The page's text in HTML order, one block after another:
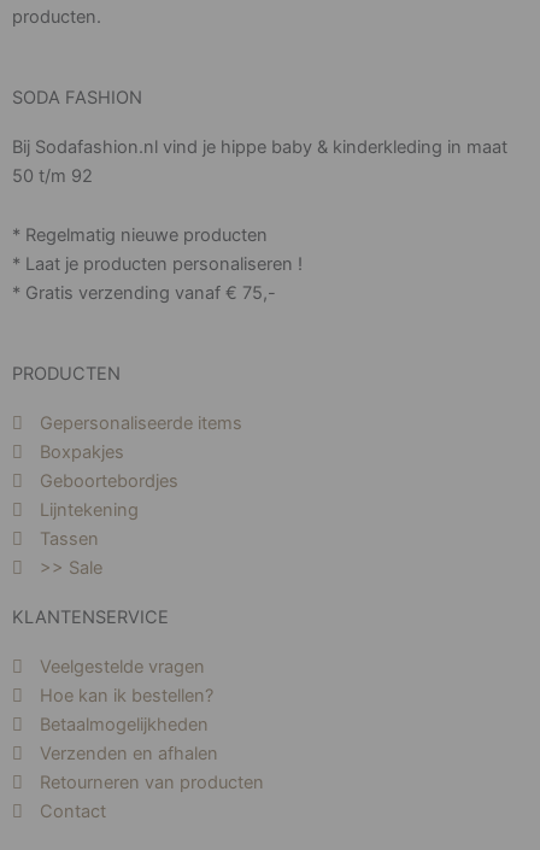
producten.
SODA FASHION
Bij Sodafashion.nl vind je hippe baby & kinderkleding in maat
50 t/m 92
* Regelmatig nieuwe producten
* Laat je producten personaliseren !
* Gratis verzending vanaf € 75,-
PRODUCTEN
Gepersonaliseerde items
Boxpakjes
Geboortebordjes
Lijntekening
Tassen
>> Sale
KLANTENSERVICE
Veelgestelde vragen
Hoe kan ik bestellen?
Betaalmogelijkheden
Verzenden en afhalen
Retourneren van producten
Contact